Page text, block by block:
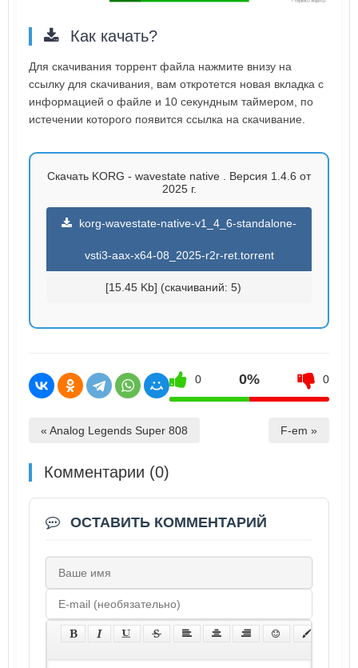
Как качать?
Для скачивания торрент файла нажмите внизу на
ссылку для скачивания, вам откротется новая вкладка с
информацией о файле и 10 секундным таймером, по
истечении которого появится ссылка на скачивание.
Скачать KORG - wavestate native . Версия 1.4.6 от
2025 г.
korg-wavestate-native-v1_4_6-standalone-
vsti3-aax-x64-08_2025-r2r-ret.torrent
[15.45 Kb] (cкачиваний: 5)
0 0% 0
« Analog Legends Super 808 F-em »
Комментарии (0)
ОСТАВИТЬ КОММЕНТАРИЙ